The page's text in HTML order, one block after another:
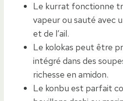
Le kurrat fonctionne
vapeur ou sauté avec
et de l’ail.
Le kolokas peut être
intégré dans des
richesse en amidon.
Le konbu est parfait